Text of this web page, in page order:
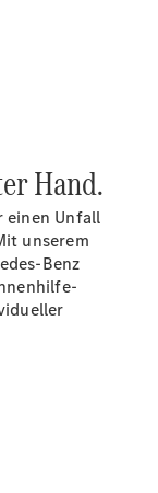
Hand.
einen Unfall
unserem
Benz